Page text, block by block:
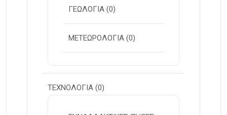
ΓΕΩΛΟΓΙΑ (0)
ΜΕΤΕΩΡΟΛΟΓΙΑ (0)
ΤΕΧΝΟΛΟΓΙΑ (0)